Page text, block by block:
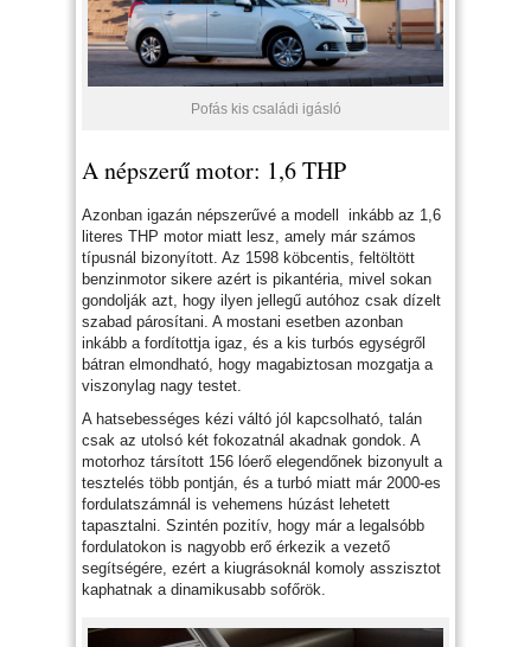
Pofás kis családi igásló
A népszerű motor: 1,6 THP
Azonban igazán népszerűvé a modell inkább az 1,6
literes THP motor miatt lesz, amely már számos
típusnál bizonyított. Az 1598 köbcentis, feltöltött
benzinmotor sikere azért is pikantéria, mivel sokan
gondolják azt, hogy ilyen jellegű autóhoz csak dízelt
szabad párosítani. A mostani esetben azonban
inkább a fordítottja igaz, és a kis turbós egységről
bátran elmondható, hogy magabiztosan mozgatja a
viszonylag nagy testet.
A hatsebességes kézi váltó jól kapcsolható, talán
csak az utolsó két fokozatnál akadnak gondok. A
motorhoz társított 156 lóerő elegendőnek bizonyult a
tesztelés több pontján, és a turbó miatt már 2000-es
fordulatszámnál is vehemens húzást lehetett
tapasztalni. Szintén pozitív, hogy már a legalsóbb
fordulatokon is nagyobb erő érkezik a vezető
segítségére, ezért a kiugrásoknál komoly asszisztot
kaphatnak a dinamikusabb sofőrök.